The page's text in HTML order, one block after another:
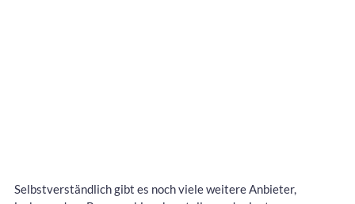
Selbstverständlich gibt es noch viele weitere Anbieter,